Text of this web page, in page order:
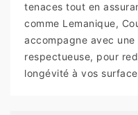
tenaces tout en
comme Lemanique,
accompagne avec
respectueuse, pour
longévité à vos